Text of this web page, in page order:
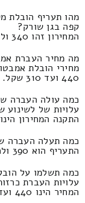
מהו תעריף הובלת
קפה בגן שורק?
המחירון זהו 340 ולכל היותר 260 שקלים חדשים.
מה מחיר העברת
מחירי הובלת
440 ועד 310 שקל.
כמה עולה העברה
עלויות של לשינוע
התקנה המחירון הינו 370 וזה מגיע עד 170 שקלים.
כמה תעלה העברה
התעריף הוא 390 ולכל היותר 210 שקלים.
כמה תשלמו על
המחיר הינו 440 ועד 210 שקל.